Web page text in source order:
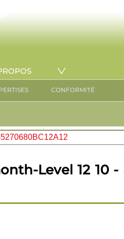
CONFORMITÉ
Level 12 10 -